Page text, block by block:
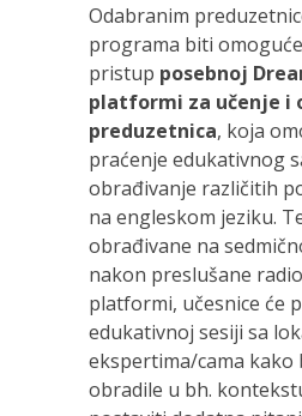
Odabranim
programa biti
pristup posebnoj
platformi za učenje i
preduzetnica, koja
praćenje edukativnog
obrađivanje različitih
na engleskom jeziku.
obrađivane na
nakon preslušane
platformi, učesnice će
edukativnoj sesiji sa
ekspertima/cama kako
obradile u bh.